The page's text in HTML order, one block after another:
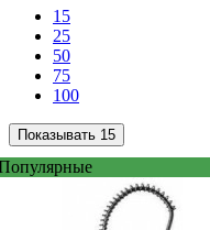
15
25
50
75
100
Показывать 15